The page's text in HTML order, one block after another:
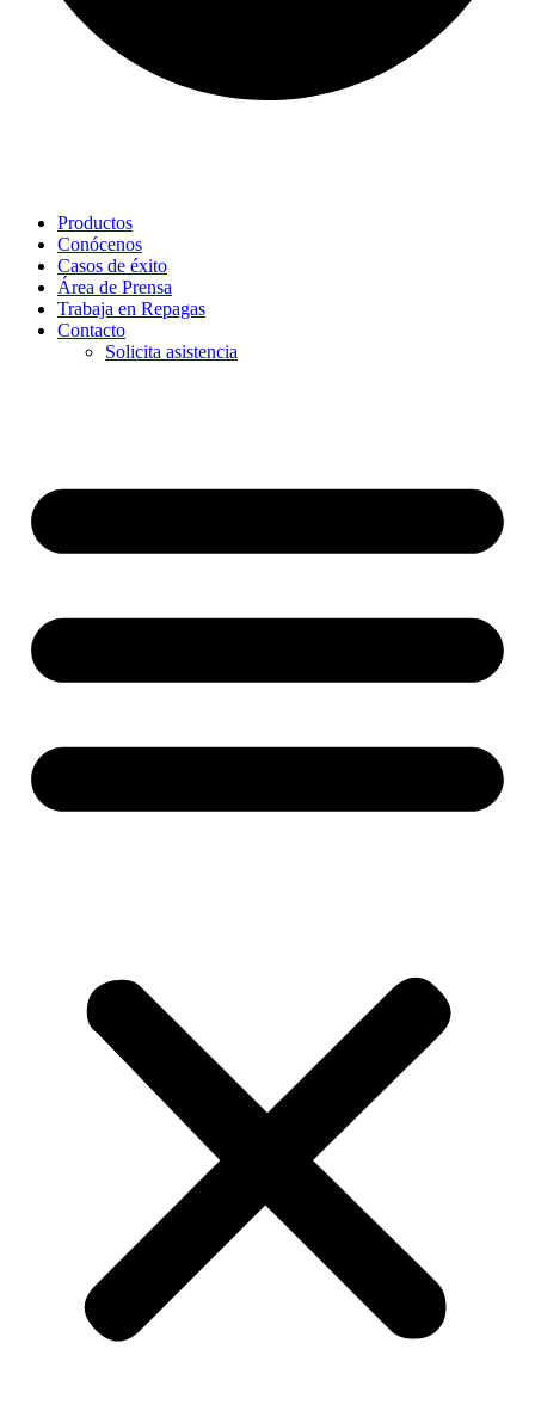
Productos
Conócenos
Casos de éxito
Área de Prensa
Trabaja en Repagas
Contacto
Solicita asistencia